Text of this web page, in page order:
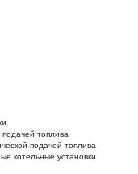
топлива
подачей топлива
котельные установки